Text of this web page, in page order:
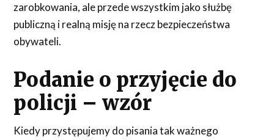
zarobkowania, ale przede wszystkim jako służbę
publiczną i realną misję na rzecz bezpieczeństwa
obywateli.
Podanie o przyjęcie do
policji – wzór
Kiedy przystępujemy do pisania tak ważnego